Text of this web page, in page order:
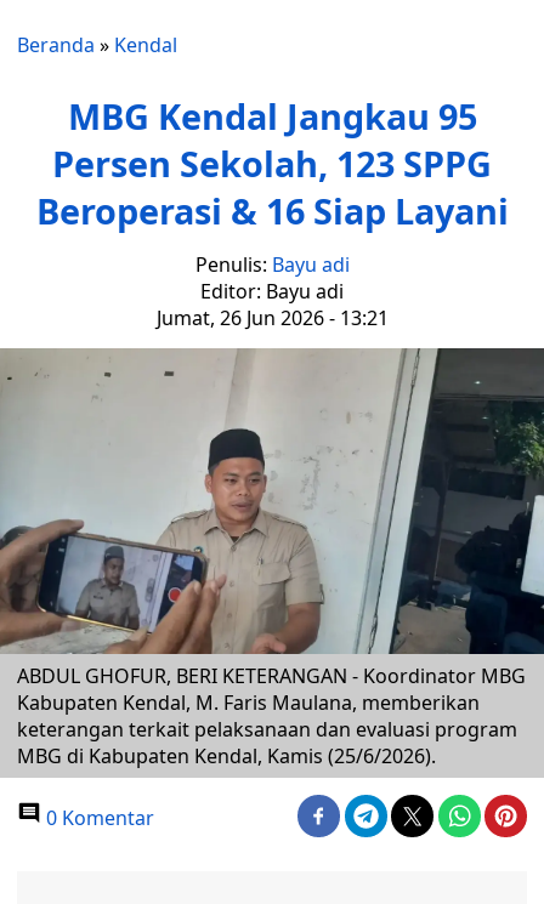
Beranda » Kendal
MBG Kendal Jangkau 95
Persen Sekolah, 123 SPPG
Beroperasi & 16 Siap Layani
Penulis: Bayu adi
Editor: Bayu adi
Jumat, 26 Jun 2026 - 13:21
ABDUL GHOFUR, BERI KETERANGAN - Koordinator MBG
Kabupaten Kendal, M. Faris Maulana, memberikan
keterangan terkait pelaksanaan dan evaluasi program
MBG di Kabupaten Kendal, Kamis (25/6/2026).
0 Komentar